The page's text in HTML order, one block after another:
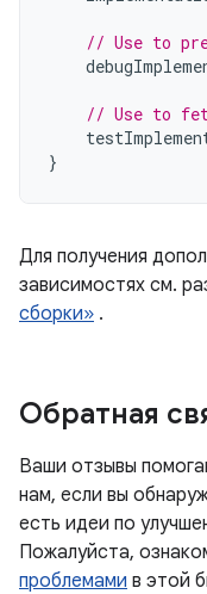
// Use to
// Use to
}
Для получения
зависимостях см.
сборки» .
Обратная
Ваши отзывы
нам, если вы
есть идеи по
Пожалуйста,
проблемами в этой